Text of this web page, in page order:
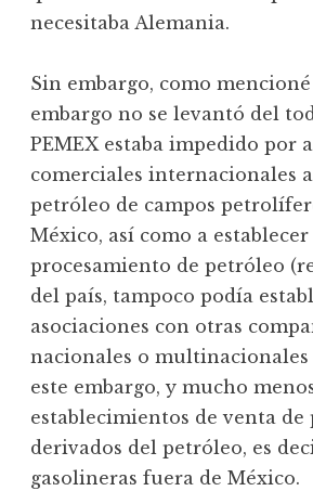
necesitaba Alemania.
Sin embargo, como
embargo no se levantó del
PEMEX estaba impedido por
comerciales internacionales
petróleo de campos
México, así como a
procesamiento de petróleo
del país, tampoco podía
asociaciones con otras
nacionales o multinacionales
este embargo, y mucho
establecimientos de venta de
derivados del petróleo, es
gasolineras fuera de México.